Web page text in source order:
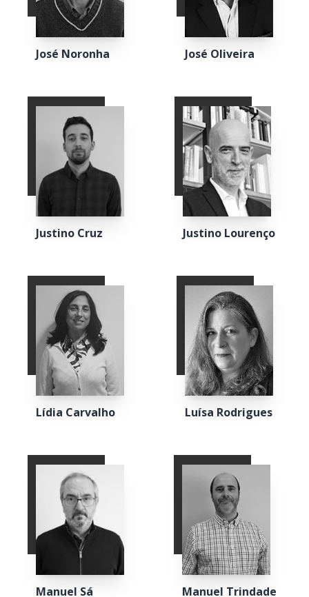
José Noronha José Oliveira
Justino Cruz Justino Lourenço
Lídia Carvalho Luísa Rodrigues
Manuel Sá Manuel Trindade